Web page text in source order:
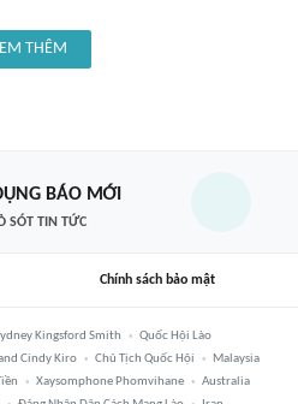
THÊM
BÁO MỚI
SÓT TIN TỨC
Chính sách bảo mật
Kingsford Smith
Quốc Hội Lào
Cindy Kiro Chủ Tịch Quốc Hội
Malaysia
Xaysomphone Phomvihane
Australia